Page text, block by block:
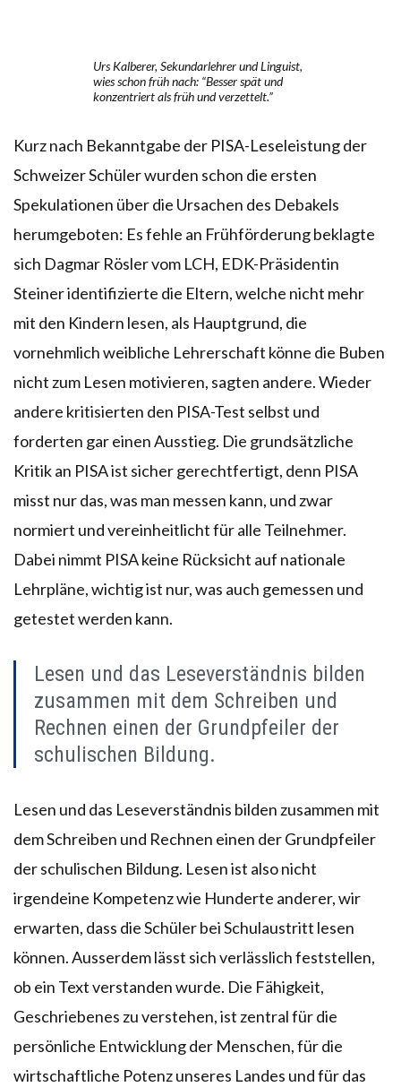
Urs Kalberer, Sekundarlehrer und Linguist,
wies schon früh nach: “Besser spät und
konzentriert als früh und verzettelt.”
Kurz nach Bekanntgabe der PISA-Leseleistung der
Schweizer Schüler wurden schon die ersten
Spekulationen über die Ursachen des Debakels
herumgeboten: Es fehle an Frühförderung beklagte
sich Dagmar Rösler vom LCH, EDK-Präsidentin
Steiner identifizierte die Eltern, welche nicht mehr
mit den Kindern lesen, als Hauptgrund, die
vornehmlich weibliche Lehrerschaft könne die Buben
nicht zum Lesen motivieren, sagten andere. Wieder
andere kritisierten den PISA-Test selbst und
forderten gar einen Ausstieg. Die grundsätzliche
Kritik an PISA ist sicher gerechtfertigt, denn PISA
misst nur das, was man messen kann, und zwar
normiert und vereinheitlicht für alle Teilnehmer.
Dabei nimmt PISA keine Rücksicht auf nationale
Lehrpläne, wichtig ist nur, was auch gemessen und
getestet werden kann.
Lesen und das Leseverständnis bilden
zusammen mit dem Schreiben und
Rechnen einen der Grundpfeiler der
schulischen Bildung.
Lesen und das Leseverständnis bilden zusammen mit
dem Schreiben und Rechnen einen der Grundpfeiler
der schulischen Bildung. Lesen ist also nicht
irgendeine Kompetenz wie Hunderte anderer, wir
erwarten, dass die Schüler bei Schulaustritt lesen
können. Ausserdem lässt sich verlässlich feststellen,
ob ein Text verstanden wurde. Die Fähigkeit,
Geschriebenes zu verstehen, ist zentral für die
persönliche Entwicklung der Menschen, für die
wirtschaftliche Potenz unseres Landes und für das